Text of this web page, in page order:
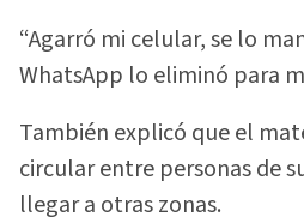
“Agarró mi celular, se lo
WhatsApp lo eliminó para
También explicó que el
circular entre personas de
llegar a otras zonas.